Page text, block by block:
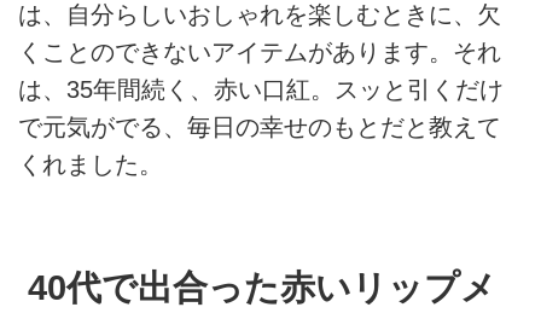
は、自分らしいおしゃれを楽しむときに、欠
くことのできないアイテムがあります。それ
は、35年間続く、赤い口紅。スッと引くだけ
で元気がでる、毎日の幸せのもとだと教えて
くれました。
40代で出合った赤いリップメ